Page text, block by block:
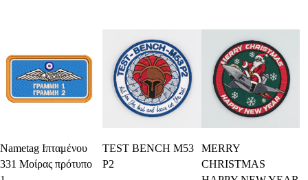
Nametag Ιπταμένου
331 Μοίρας πρότυπο
TEST BENCH M53
P2
Καλάθι
MERRY
CHRISTMAS